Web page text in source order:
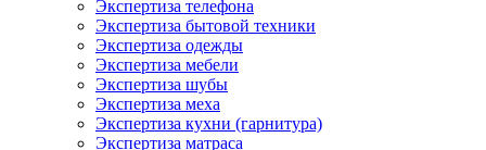
Экспертиза телефона
Экспертиза бытовой техники
Экспертиза одежды
Экспертиза мебели
Экспертиза шубы
Экспертиза меха
Экспертиза кухни (гарнитура)
Экспертиза матраса